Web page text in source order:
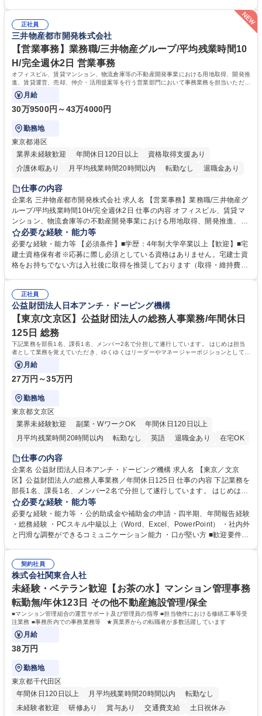
は部内のOJTを中心に、あなたの経験に合わせて不足している部分はいつ
でも質問・相談できる環境が整っているため、安心して成長できます。 募
集職種 【森ビルG】人事・総務◆賞与5ヶ月◆年休120日◆残業少なめ◆
リモート可
ます。定型業務に留まらず、社内規定や人事制度の改定など会社のコア業
務に挑戦できるため、自身の成長と組織への貢献度をダイレクトに実感で
きます。 残業少なめ、週1日リモート可など、ワークライフバランスを保
ち長期活躍できる環境です。 「これまでの幅広い経験を活かし、長期的な
キャリアを築きたい」という前向きな意欲と挑戦を全力で応援します。 学
歴・資格 学歴：大学院 大学 高専 短大 専修学校 高校 語学力： 資格：日商
簿記検定1級 日商簿記検定2級 日商簿記検定3級
正社員
三井物産都市開発株式会社
【営業事務】業務職/三井物産グループ/平均残業時間10
H/完全週休2日 営業事務
オフィスビル、賃貸マンション、物流倉庫等の不動産開発事業における用地取得、開発推
進、賃貸運営、売却、仲介・活用提案等を行う営業部門において事務業務を担当いただき
ます。
月給
30万9500円～43万4000円
勤務地
東京都港区
業界未経験歓迎
年間休日120日以上
資格取得支援あり
介護休暇あり
月平均残業時間20時間以内 転勤なし
退職金あり
在宅OK
賞与あり
駅近5分以内
土日祝休み 寮・社宅あり
仕事の内容
企業名 三井物産都市開発株式会社 求人名 【営業事務】業務職/三井物産グ
ループ/平均残業時間10H/完全週休2日 仕事の内容 オフィスビル、賃貸マ
ンション、物流倉庫等の不動産開発事業における用地取得、開発推進、賃
貸運営、売却、仲介・活用提案等を行う営業部門において事務業務を担当
いただきます。 【詳細】・契約書管理、契約書製本、捺印対応、ファイリ
ング、登記簿取得、調書取得・支払業務（各種費用支払、支払管理、請
求・支払データ登録、取引先マスター申請対応）・予算作成及び予実管
の他に担当頂く業務が発生する場合があります。 募集職種 【営業事務】
業務職/三井物産グループ/平均残業時間10H/完全週休2日
必要な経験・能力等
必要な経験・能力等 【必須条件】■学歴：4年制大学卒業以上【歓迎】■宅
建士資格保有者※応募に際し必須としている資格はありません。宅建士資
格をお持ちでない方は入社後に取得を推奨しております（取得・維持費用
ション力がある方。 ・チャレンジを厭わず、粘り強く業務に取り組める
方。多様な関係者と謙虚に信頼関係を構築でき、期限を意識したスケジュ
ール管理が出来る方。※将来的に他部署（営業部門、コーポレート部門）
へのジョブローテーションの可能性があります。 学歴・資格 学歴：大学
院 大学 語学力： 資格：宅地建物取引士
正社員
公益財団法人日本アンチ・ドーピング機構
【東京/文京区】公益財団法人の総務人事業務/年間休日
125日 総務
下記業務を部長1名、課長1名、メンバー2名で分担して遂行しています。 はじめは担当
者として業務を覚えていただき、ゆくゆくはリーダーやマネージャーポジションとして活
躍いただくことを期待しています。
月給
27万円～35万円
勤務地
東京都文京区
業界未経験歓迎
副業・WワークOK
年間休日120日以上
月平均残業時間20時間以内
転勤なし 英語 退職金あり
在宅OK
賞与あり
育休あり
食事補助あり
仕事の内容
企業名 公益財団法人日本アンチ・ドーピング機構 求人名 【東京／文京
区】公益財団法人の総務人事業務／年間休日125日 仕事の内容 下記業務を
部長1名、課長1名、メンバー2名で分担して遂行しています。 はじめは担
当者として業務を覚えていただき、ゆくゆくはリーダーやマネージャーポ
ジションとして活躍いただくことを期待しています。 【総務・人事グルー
プの業務内容】 ・人事制度関連 ・採用活動 ・教育研修の企画、実行 ・勤
怠管理 ・官公庁への各種提出 ・法定の会議運営（評議員会、理事会） ・
管理 ・福利厚生関連 ・職員からの問合せ、相談対応 ・その他日常の総務
業務全般 募集職種 【東京／文京区】公益財団法人の総務人事業務／年間
休日125日
必要な経験・能力等
必要な経験・能力等 ・公的助成金や補助金の申請・四半期、年間報告経験
・総務経験 ・PCスキル中級以上（Word、Excel、PowerPoint） ・社内外
と円滑な調整ができるコミュニケーション能力 ・口が堅い方 ■歓迎要件
契約社員
株式会社関東合人社
未経験・ベテラン歓迎【お茶の水】マンション管理事務
転勤無/年休123日 その他不動産施設管理/保全
■マンション管理組合の運営サポート及び管理員の指導 ■担当物件における修繕工事等受
注業務 ■事務所内での事務業務等 ★異業界からの転職者が多数活躍しています
月給
38万円
勤務地
東京都千代田区
年間休日120日以上
月平均残業時間20時間以内
転勤なし
未経験者歓迎
研修あり 賞与あり 交通費支給 土日祝休み